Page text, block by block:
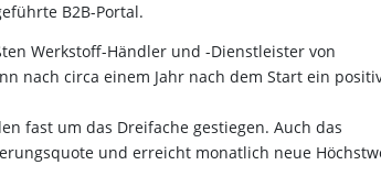
B2B-Portal.
Werkstoff-Händler und -Dienstleister von
nach circa einem Jahr nach dem Start ein
fast um das Dreifache gestiegen. Auch das
und erreicht monatlich neue